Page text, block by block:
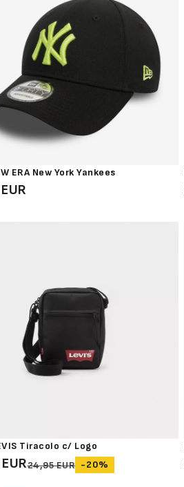
ERA New York Yankees
Tiracolo c/ Logo
24,95 EUR -20%